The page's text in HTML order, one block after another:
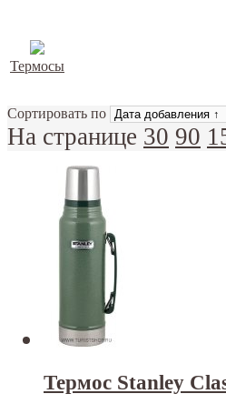
Термосы
Сортировать по
На странице 30 90
Термос Stanley